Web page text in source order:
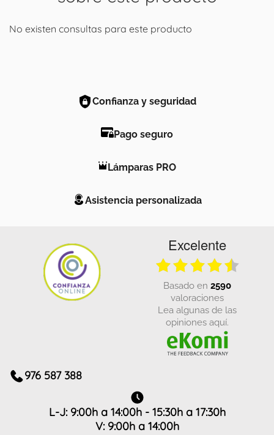
No existen consultas para este producto
Confianza y seguridad
Pago seguro
Lámparas PRO
Asistencia personalizada
Excelente
basado en 2590
valoraciones
Lea algunas de las
opiniones aquí.
976 587 388
L-J: 9:00h a 14:00h - 15:30h a 17:30h
V: 9:00h a 14:00h